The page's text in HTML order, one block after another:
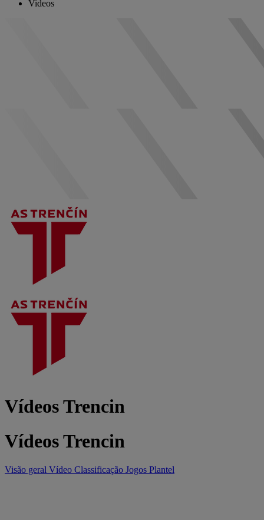
Videos
Vídeos Trencin
Vídeos Trencin
Visão geral Vídeo Classificação Jogos Plantel